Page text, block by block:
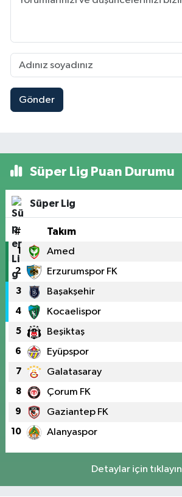
Gönder
Süper Lig Puan Durumu
Süper Lig
# Takım
1 Amed
2 Erzurumspor FK
3 Başakşehir
4 Kocaelispor
5 Beşiktaş
6 Eyüpspor
7 Galatasaray
8 Çorum FK
9 Gaziantep FK
10 Alanyaspor
Detaylar için tıklayın